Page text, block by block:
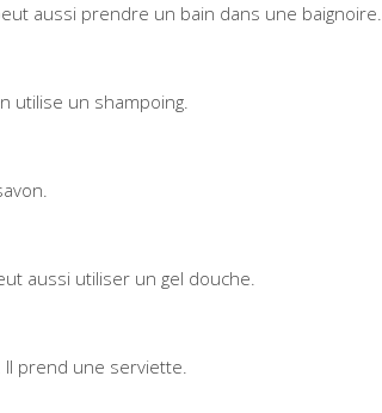
aussi prendre un bain dans une baignoire.
utilise un shampoing.
aussi utiliser un gel douche.
Il prend une serviette.